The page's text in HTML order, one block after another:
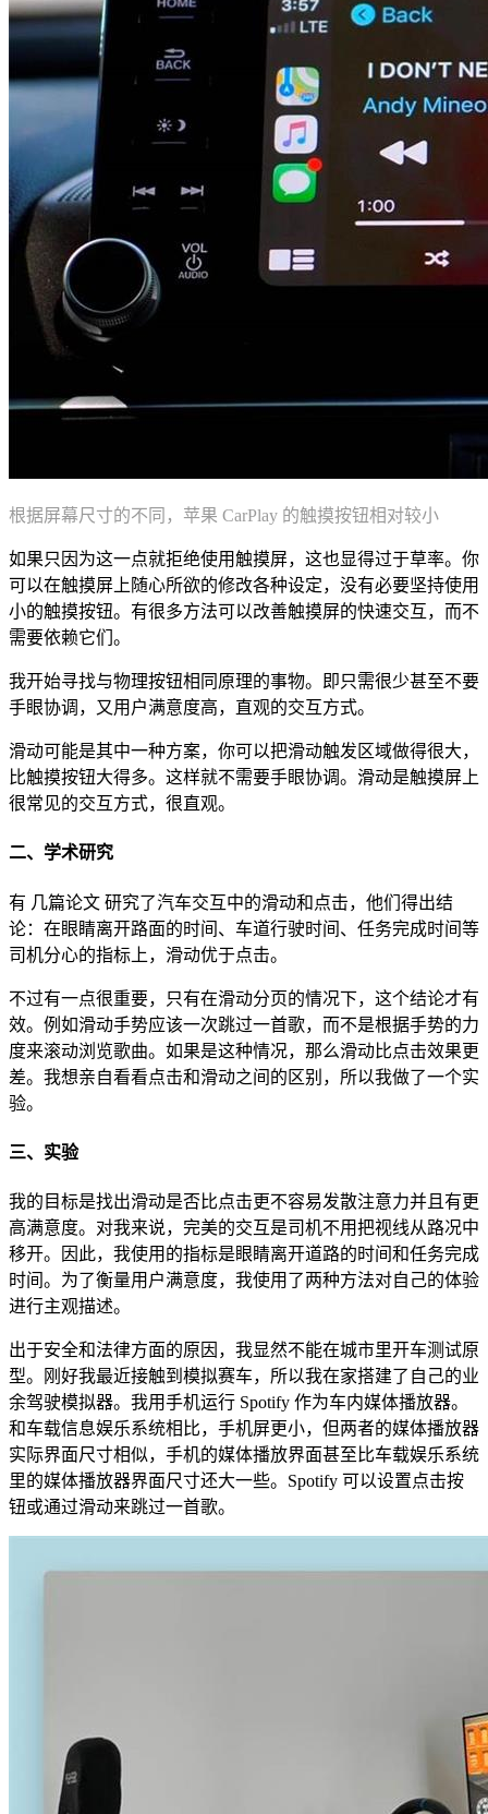
根据屏幕尺寸的不同，苹果 CarPlay 的触摸按钮相对较小
如果只因为这一点就拒绝使用触摸屏，这也显得过于草率。你
可以在触摸屏上随心所欲的修改各种设定，没有必要坚持使用
小的触摸按钮。有很多方法可以改善触摸屏的快速交互，而不
需要依赖它们。
我开始寻找与物理按钮相同原理的事物。即只需很少甚至不要
手眼协调，又用户满意度高，直观的交互方式。
滑动可能是其中一种方案，你可以把滑动触发区域做得很大，
比触摸按钮大得多。这样就不需要手眼协调。滑动是触摸屏上
很常见的交互方式，很直观。
二、学术研究
有 几篇论文 研究了汽车交互中的滑动和点击，他们得出结
论：在眼睛离开路面的时间、车道行驶时间、任务完成时间等
司机分心的指标上，滑动优于点击。
不过有一点很重要，只有在滑动分页的情况下，这个结论才有
效。例如滑动手势应该一次跳过一首歌，而不是根据手势的力
度来滚动浏览歌曲。如果是这种情况，那么滑动比点击效果更
差。我想亲自看看点击和滑动之间的区别，所以我做了一个实
验。
三、实验
我的目标是找出滑动是否比点击更不容易发散注意力并且有更
高满意度。对我来说，完美的交互是司机不用把视线从路况中
移开。因此，我使用的指标是眼睛离开道路的时间和任务完成
时间。为了衡量用户满意度，我使用了两种方法对自己的体验
进行主观描述。
出于安全和法律方面的原因，我显然不能在城市里开车测试原
型。刚好我最近接触到模拟赛车，所以我在家搭建了自己的业
余驾驶模拟器。我用手机运行 Spotify 作为车内媒体播放器。
和车载信息娱乐系统相比，手机屏更小，但两者的媒体播放器
实际界面尺寸相似，手机的媒体播放界面甚至比车载娱乐系统
里的媒体播放器界面尺寸还大一些。Spotify 可以设置点击按
钮或通过滑动来跳过一首歌。